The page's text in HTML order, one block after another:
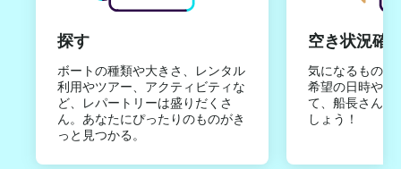
探す
ボートの種類や大きさ、レンタル
利用やツアー、アクティビティな
ど、レパートリーは盛りだくさ
ん。あなたにぴったりのものがき
っと見つかる。
空き状況確
気になるものは
希望の日時やご
て、船長さんか
しょう！